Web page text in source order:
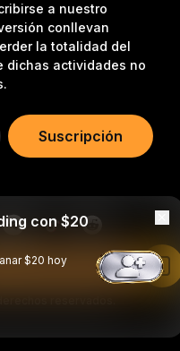
a nuestro
conllevan
la totalidad del
dichas actividades no
Suscripción
reservados.
con $20
$20 hoy
la aplicación de Bybit